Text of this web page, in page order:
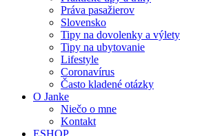
Práva pasažierov
Slovensko
Tipy na dovolenky a výlety
Tipy na ubytovanie
Lifestyle
Coronavírus
Často kladené otázky
O Janke
Niečo o mne
Kontakt
ESHOP